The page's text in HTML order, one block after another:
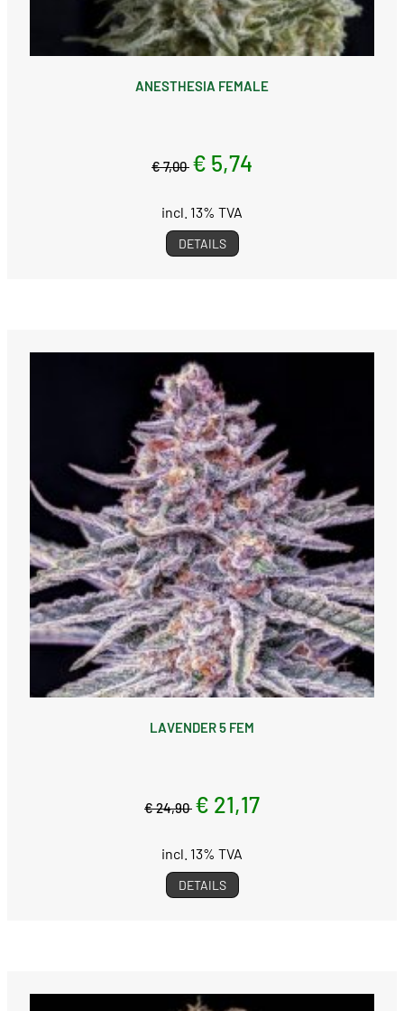
ANESTHESIA FEMALE
€ 7,00 € 5,74
incl. 13% TVA
DETAILS
LAVENDER 5 FEM
€ 24,90 € 21,17
incl. 13% TVA
DETAILS